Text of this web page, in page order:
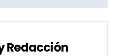
Redacción